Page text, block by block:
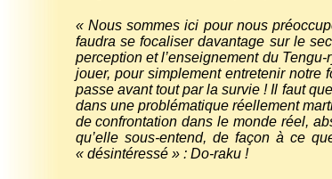
« Nous sommes ici pour nous
faudra se focaliser davantage sur le
perception et l’enseignement du
jouer, pour simplement entretenir notre
passe avant tout par la survie ! Il faut
dans une problématique réellement
de confrontation dans le monde réel,
qu’elle sous-entend, de façon à ce
« désintéressé » : Do-raku !